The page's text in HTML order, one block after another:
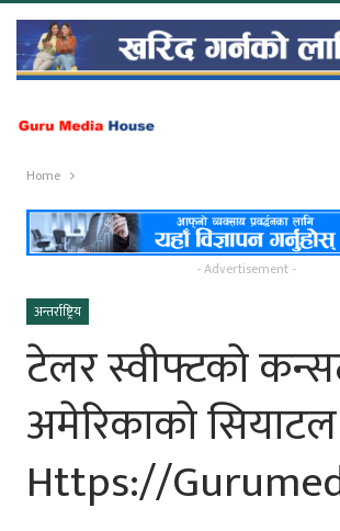
Home
- Advertisement -
अन्तर्राष्ट्रिय
टेलर स्वीफ्टको
अमेरिकाको
Https://